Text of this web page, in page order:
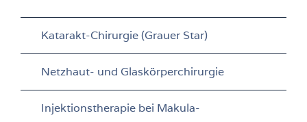
Katarakt-Chirurgie (Grauer Star)
Netzhaut- und Glaskörperchirurgie
Injektionstherapie bei Makula-